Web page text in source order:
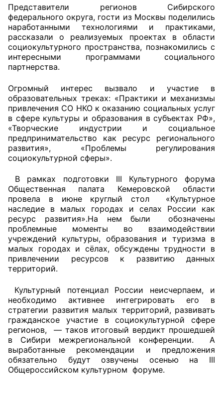
органах федеральных органов
исполнительной власти
Общественные советы по проведению
независимой оценки качества условий
оказания услуг
О Палате
Структура Палаты
Комиссии
Экспертный совет ОП КО
Общественный штаб
Члены ОП КО
Документы ОП КО
Регламент ОП КО
Положения
Соглашения
Рекомендации
Порядок работы ЦОН
Представители регионов Сибирского
федерального округа, гости из Москвы поделились
наработанными технологиями и практиками,
рассказали о реализуемых проектах в области
социокультурного пространства, познакомились с
интересными программами социального
партнерства.
Огромный интерес вызвало и участие в
образовательных треках: «Практики и механизмы
привлечения СО НКО к оказанию социальных услуг
в сфере культуры и образования в субъектах РФ»,
«Творческие индустрии и социальное
предпринимательство как ресурс регионального
развития», «Проблемы регулирования
социокультурной сферы».
В рамках подготовки III Культурного форума
Общественная палата Кемеровской области
провела в июне круглый стол
«Культурное
наследие в малых городах и селах России как
ресурс развития».На нем были обозначены
проблемные моменты во взаимодействии
учреждений культуры, образования и туризма в
малых городах и сёлах, обсуждены трудности в
привлечении ресурсов к развитию данных
территорий.
Культурный потенциал России неисчерпаем, и
необходимо активнее интегрировать его в
стратегии развития малых территорий, развивать
гражданское участие в социокультурной сфере
регионов, — таков итоговый вердикт прошедшей
в Сибири межрегиональной конференции. А
выработанные рекомендации и предложения
обязательно будут озвучены осенью на III
Общероссийском культурном форуме.